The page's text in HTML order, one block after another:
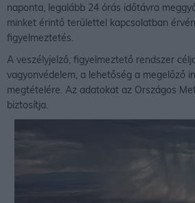
naponta, legalább 24 órás időtávra
minket érintő területtel kapcsolatban
figyelmeztetés.
A veszélyjelző, figyelmeztető rendszer
vagyonvédelem, a lehetőség a megelőző
megtételére. Az adatokat az Országos
biztosítja.